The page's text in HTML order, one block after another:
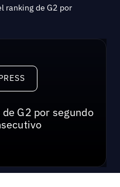
ranking de G2 por
& Press
G2 por segundo